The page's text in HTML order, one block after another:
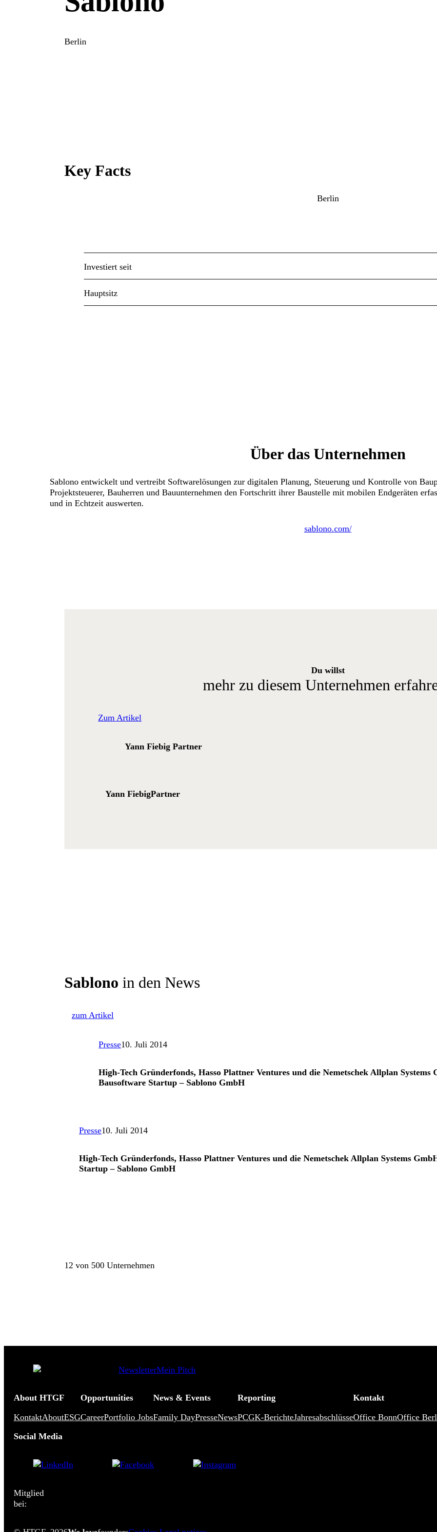
Berlin
Key Facts
Berlin
Investiert seit
Hauptsitz
Über das Unternehmen
Sablono entwickelt und vertreibt Softwarelösungen zur digitalen Planung, Steuerung und Kontrolle von
Projektsteuerer, Bauherren und Bauunternehmen den Fortschritt ihrer Baustelle mit mobilen Endgeräten
und in Echtzeit auswerten.
sablono.com/
Du willst
mehr zu diesem Unternehmen
Zum Artikel
Yann Fiebig Partner
Yann FiebigPartner
Sablonoin den News
zum Artikel
Presse10. Juli 2014
High-Tech Gründerfonds, Hasso Plattner Ventures und die Nemetschek Allplan
Bausoftware Startup – Sablono GmbH
Presse10. Juli 2014
High-Tech Gründerfonds, Hasso Plattner Ventures und die Nemetschek Allplan Systems
Startup – Sablono GmbH
12 von 500 Unternehmen
NewsletterMein Pitch
About HTGF
KontaktAboutESG
Opportunities
CareerPortfolio Jobs
News & Events
Family DayPresseNews
Reporting
PCGK-BerichteJahresabschlüsse
Kontakt
Office BonnOffice
Social Media
Mitglied
bei: